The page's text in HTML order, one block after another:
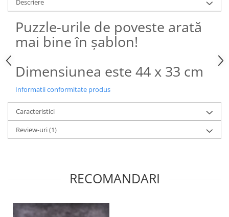
Descriere
Puzzle-urile de poveste arată
mai bine în șablon!
Dimensiunea este 44 x 33 cm
Informatii conformitate produs
Caracteristici
Review-uri(1)
RECOMANDARI